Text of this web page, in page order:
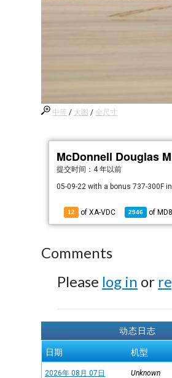
中等 / 大图 / 全尺寸
McDonnell Douglas
提交时间： 4 年以前
05-09-22 with a bonus 737-300F
12 of XA-VDC 2946 of
Comments
Please log in or
动态日志
日期 机型
2026年 08月 07日 Unknown